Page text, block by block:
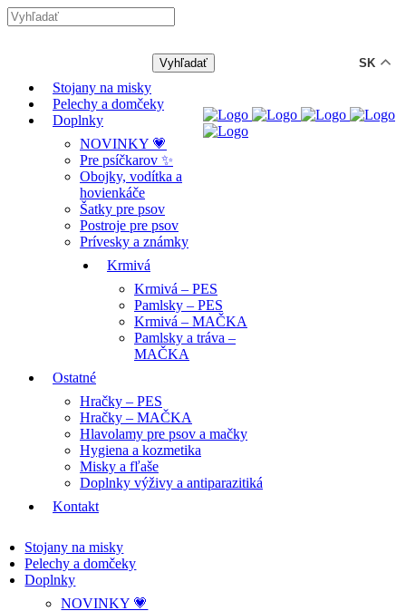
Stojany na misky
Pelechy a domčeky
Doplnky
NOVINKY 💗
Pre psíčkarov ✨
Obojky, vodítka a
hovienkáče
Šatky pre psov
Postroje pre psov
Prívesky a známky
Krmivá
Krmivá – PES
Pamlsky – PES
Krmivá – MAČKA
Pamlsky a tráva –
MAČKA
Ostatné
Hračky – PES
Hračky – MAČKA
Hlavolamy pre psov a mačky
Hygiena a kozmetika
Misky a fľaše
Doplnky výživy a antiparazitiká
Kontakt
Stojany na misky
Pelechy a domčeky
Doplnky
NOVINKY 💗
SK
-12% ZĽAVA s kódom "LETO12" ☀️